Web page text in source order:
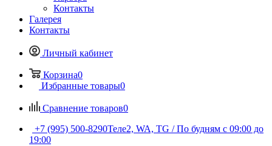
Контакты
Галерея
Контакты
Личный кабинет
Корзина0
Избранные товары0
Сравнение товаров0
+7 (995) 500-8290Теле2, WA, TG / По будням c 09:00 до
19:00